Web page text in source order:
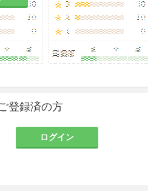
、抗HCV抗体、抗HIV-1抗体及
らに、プールした試験血漿につ
幅検査（NAT）を実施し、適合
の検出限界以下のウイルスが混
ボウイルスB19についてもNAT
（フィブリノゲン）及び60℃、
とする各種ウイルスに対し、
、使用に際しては、次の点に十
イルス等の感染の可能性を完
うこと。
登録済の方
ログイン